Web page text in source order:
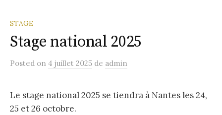
STAGE
Stage national 2025
Posted on 4 juillet 2025 de admin
Le stage national 2025 se tiendra à Nantes les 24,
25 et 26 octobre.